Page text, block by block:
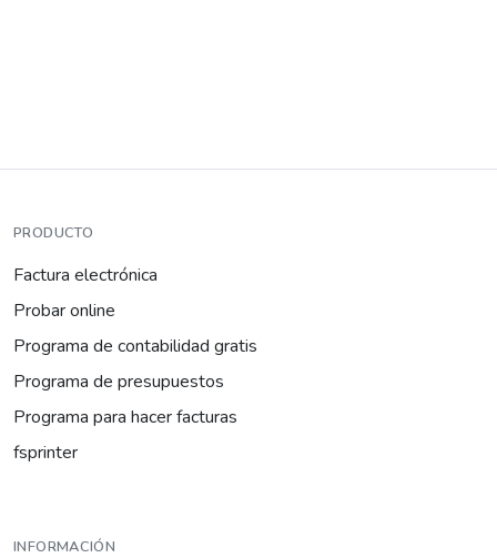
PRODUCTO
Factura electrónica
Probar online
Programa de contabilidad gratis
Programa de presupuestos
Programa para hacer facturas
fsprinter
INFORMACIÓN